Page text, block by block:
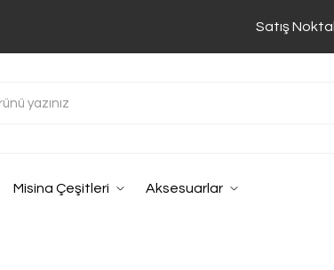
Satış
Misina Çeşitleri Aksesuarlar